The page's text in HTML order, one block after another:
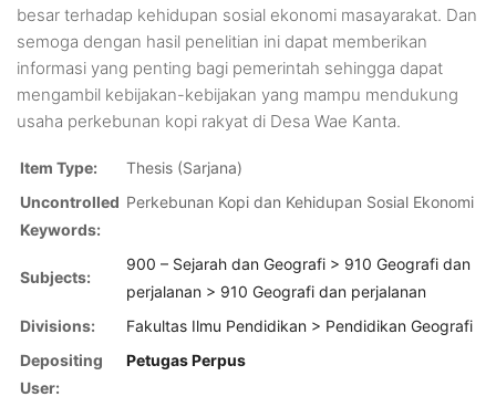
besar terhadap kehidupan sosial ekonomi masayarakat. Dan
semoga dengan hasil penelitian ini dapat memberikan
informasi yang penting bagi pemerintah sehingga dapat
mengambil kebijakan-kebijakan yang mampu mendukung
usaha perkebunan kopi rakyat di Desa Wae Kanta.
Item Type:
Thesis (Sarjana)
Uncontrolled
Keywords:
Perkebunan Kopi dan Kehidupan Sosial Ekonomi
Subjects:
900 – Sejarah dan Geografi > 910 Geografi dan
perjalanan > 910 Geografi dan perjalanan
Divisions:
Fakultas Ilmu Pendidikan > Pendidikan Geografi
Depositing
User:
Petugas Perpus